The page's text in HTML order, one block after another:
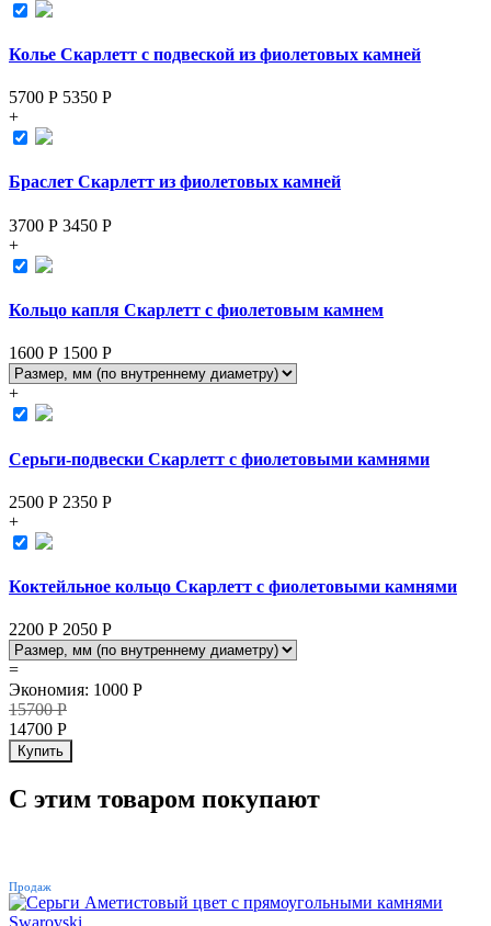
Колье Скарлетт с подвеской из фиолетовых камней
5700 Р 5350 Р
+
Браслет Скарлетт из фиолетовых камней
3700 Р 3450 Р
+
Кольцо капля Скарлетт с фиолетовым камнем
1600 Р 1500 Р
+
Серьги-подвески Скарлетт с фиолетовыми камнями
2500 Р 2350 Р
+
Коктейльное кольцо Скарлетт с фиолетовыми камнями
2200 Р 2050 Р
=
Экономия: 1000 Р
15700Р
14700 Р
Купить
С этим товаром покупают
Продаж